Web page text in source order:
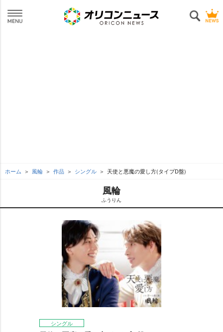
ホーム 風輪 作品 シングル 天使と悪魔の愛し方(タイプD盤)
風輪
ふうりん
シングル